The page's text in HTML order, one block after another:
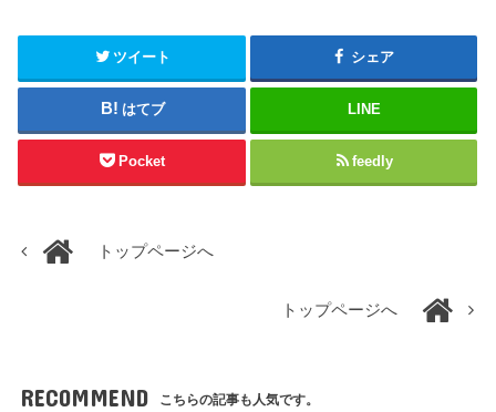
ツイート シェア
はてブ LINE
Pocket feedly
トップページへ
トップページへ
RECOMMEND こちらの記事も人気です。